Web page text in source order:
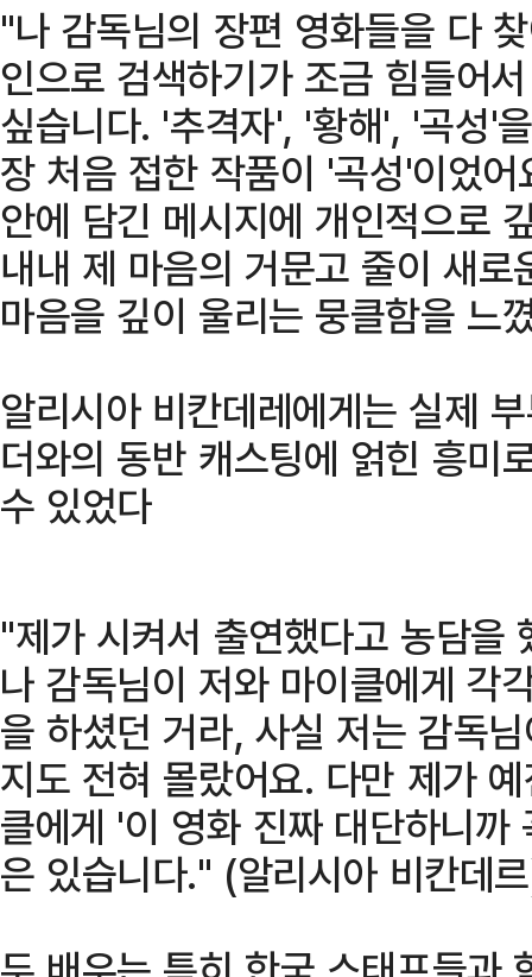
"나 감독님의 장편 영화들을 다
인으로 검색하기가 조금 힘들어
싶습니다. '추격자', '황해', '곡성'
장 처음 접한 작품이 '곡성'이었
안에 담긴 메시지에 개인적으로
내내 제 마음의 거문고 줄이 새
마음을 깊이 울리는 뭉클함을 느
알리시아 비칸데레에게는 실제
더와의 동반 캐스팅에 얽힌 흥미
수 있었다
"제가 시켜서 출연했다고 농담을
나 감독님이 저와 마이클에게 각
을 하셨던 거라, 사실 저는 감독
지도 전혀 몰랐어요. 다만 제가
클에게 '이 영화 진짜 대단하니
은 있습니다." (알리시아 비칸데